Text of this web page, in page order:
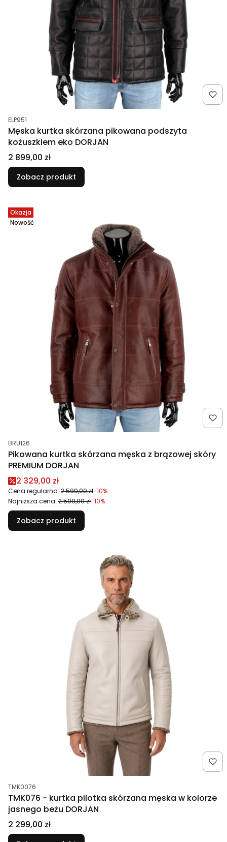
Kod produktu
ELP951
Męska kurtka skórzana pikowana podszyta
kożuszkiem eko DORJAN
Cena
2 899,00 zł
Zobacz produkt
Okazja
Nowość
Kod produktu
BRU126
Pikowana kurtka skórzana męska z brązowej skóry
PREMIUM DORJAN
Cena promocyjna
2 329,00 zł
Cena regularna: 2 599,00 zł-10%
Najniższa cena: 2 599,00 zł-10%
Zobacz produkt
Kod produktu
TMK0076
TMK076 - kurtka pilotka skórzana męska w kolorze
jasnego beżu DORJAN
Cena
2 299,00 zł